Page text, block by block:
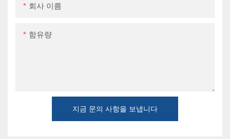
회사 이름
함유량
지금 문의 사항을 보냅니다